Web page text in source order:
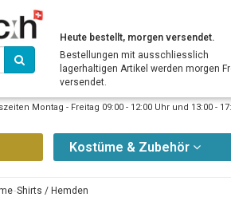
Heute bestellt, morgen versendet.
Bestellungen mit ausschliesslich
lagerhaltigen Artikel werden morgen
versendet.
Montag - Freitag 09:00 - 12:00 Uhr und 13:00 -
Kostüme & Zubehör
Shirts / Hemden